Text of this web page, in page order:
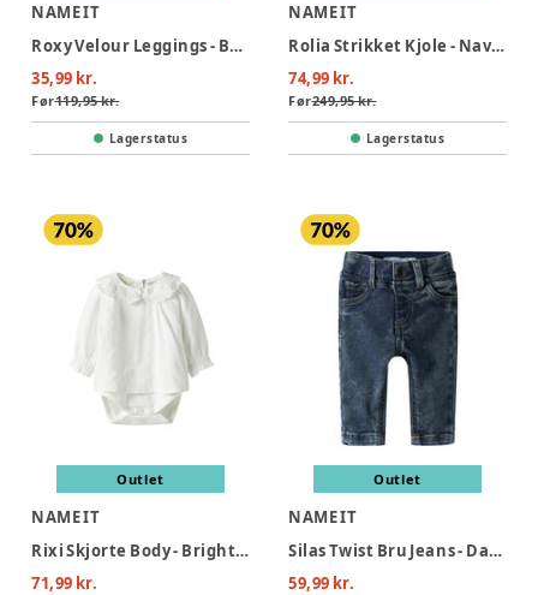
NAME IT
Roxy Velour Leggings - Burgundy
35,99 kr.
Før119,95 kr.
Lagerstatus
NAME IT
Rolia Strikket Kjole - Navy Blazer
74,99 kr.
Før249,95 kr.
Lagerstatus
Outlet
NAME IT
Rixi Skjorte Body - Bright White
71,99 kr.
Outlet
NAME IT
Silas Twist Bru Jeans - Dark Blue Denim
59,99 kr.